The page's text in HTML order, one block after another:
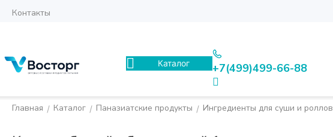
Контакты
Каталог +7(499)499-66-88
Главная / Каталог / Паназиатские продукты / Ингредиенты для суши и роллов